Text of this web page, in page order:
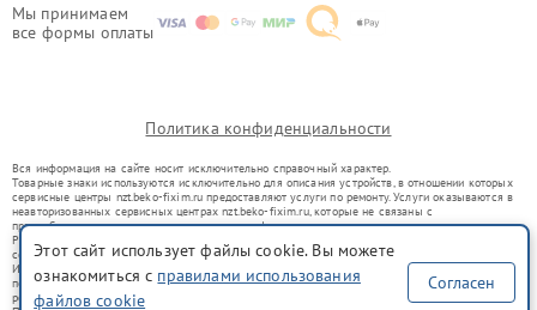
Мы принимаем
все формы оплаты
Политика конфиденциальности
Вся информация на сайте носит исключительно справочный характер.
Товарные знаки используются исключительно для описания устройств, в отношении которых
сервисные центры nzt.beko-fixim.ru предоставляют услуги по ремонту. Услуги оказываются в
неавторизованных сервисных центрах nzt.beko-fixim.ru, которые не связаны с
правообладателями товарных знаков или их официальными представителями.
Ремонт осуществляется для устройств, уже введенных в гражданский оборот в соответствии
со статьей 1487 ГК РФ.
Использование товарных знаков не преследует цели индивидуализации услуг или введения
потребителей в заблуждение, а служит для информирования о предоставляемых услугах по
ремонту техники указанных брендов.
Этот сайт использует файлы cookie. Вы можете
ознакомиться с правилами использования
файлов cookie
Согласен